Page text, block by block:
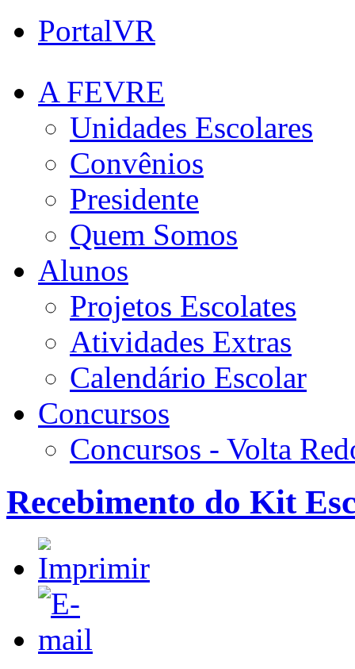
PortalVR
A FEVRE
Unidades Escolares
Convênios
Presidente
Quem Somos
Alunos
Projetos Escolates
Atividades Extras
Calendário Escolar
Concursos
Concursos - Volta
Recebimento do Kit